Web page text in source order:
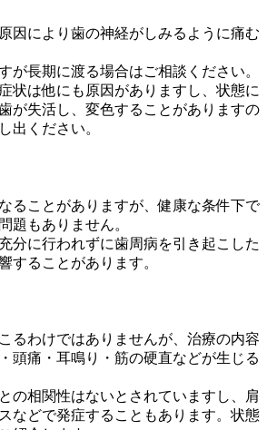
因により歯の神経がしみるように痛む
が長期に渡る場合はご相談ください。
状は他にも原因がありますし、状態に
が失活し、変色することがありますの
出ください。
ることがありますが、健康な条件下で
題もありません。
分に行われずに歯周病を引き起こした
することがあります。
るわけではありませんが、治療の内容
頭痛・耳鳴り・筋の硬直などが生じる
の相関性はないとされていますし、肩
などで発症することもあります。状態